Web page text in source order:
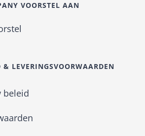
VOORSTEL AAN
& LEVERINGSVOORWAARDEN
beleid